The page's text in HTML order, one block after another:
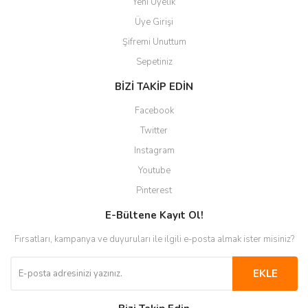
Üye Girişi
Şifremi Unuttum
Sepetiniz
BİZİ TAKİP EDİN
Facebook
Twitter
Instagram
Youtube
Pinterest
E-Bültene Kayıt Ol!
Fırsatları, kampanya ve duyuruları ile ilgili e-posta almak ister misiniz?
EKLE